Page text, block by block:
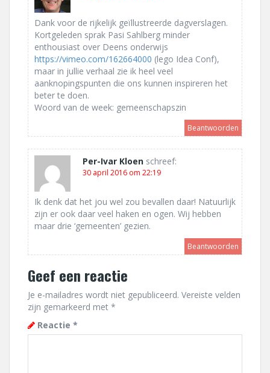
Dank voor de rijkelijk geïllustreerde dagverslagen.
Kortgeleden sprak Pasi Sahlberg minder
enthousiast over Deens onderwijs
https://vimeo.com/162664000 (lego Idea Conf),
maar in jullie verhaal zie ik heel veel
aanknopingspunten die ons kunnen inspireren het
beter te doen.
Woord van de week: gemeenschapszin
Beantwoorden
Per-Ivar Kloen schreef:
30 april 2016 om 22:19
Ik denk dat het jou wel zou bevallen daar! Natuurlijk
zijn er ook daar veel haken en ogen. Wij hebben
maar drie ‘gemeenten’ gezien.
Beantwoorden
Geef een reactie
Je e-mailadres wordt niet gepubliceerd. Vereiste velden
zijn gemarkeerd met *
Reactie *